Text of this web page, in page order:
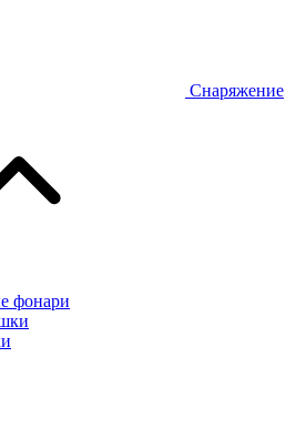
Снаряжение
фонари